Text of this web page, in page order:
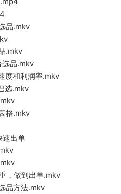
品.mkv
.mkv
选品.mkv
度和利润率.mkv
选.mkv
格.mkv
速出单
，做到出单.mkv
品方法.mkv